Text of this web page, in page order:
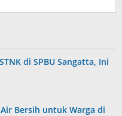
di SPBU Sangatta, Ini
Bersih untuk Warga di